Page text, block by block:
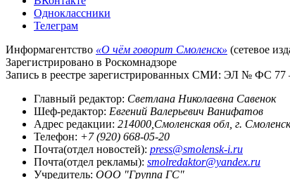
Одноклассники
Телеграм
Информагентство «О чём говорит Смоленск» (сетевое
Зарегистрировано в Роскомнадзоре
Запись в реестре зарегистрированных СМИ: ЭЛ № ФС 77
Главный редактор: Светлана Николаевна Савенок
Шеф-редактор: Евгений Валерьевич Ванифатов
Адрес редакции: 214000,Смоленская обл, г.
Телефон: +7 (920) 668-05-20
Почта(отдел новостей): press@smolensk-i.ru
Почта(отдел рекламы): smolredaktor@yandex.ru
Учредитель: ООО "Группа ГС"